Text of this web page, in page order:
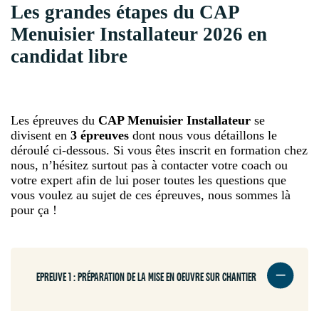
Les grandes étapes du CAP
Menuisier Installateur 2026 en
candidat libre
Les épreuves du CAP Menuisier Installateur se
divisent en 3 épreuves dont nous vous détaillons le
déroulé ci-dessous. Si vous êtes inscrit en formation chez
nous, n’hésitez surtout pas à contacter votre coach ou
votre expert afin de lui poser toutes les questions que
vous voulez au sujet de ces épreuves, nous sommes là
pour ça !
EPREUVE 1 : PRÉPARATION DE LA MISE EN OEUVRE SUR CHANTIER